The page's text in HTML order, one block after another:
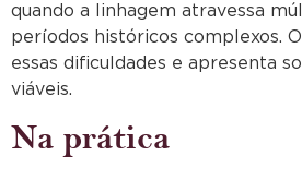
quando a linhagem atravessa
períodos históricos complexos.
essas dificuldades e apresenta
viáveis.
Na prática